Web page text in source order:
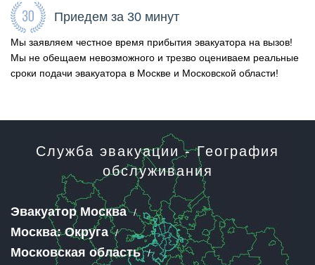
Приедем за 30 минут
Мы заявляем честное время прибытия эвакуатора на вызов!
Мы не обещаем невозможного и трезво оцениваем реальные
сроки подачи эвакуатора в Москве и Московской области!
Служба эвакуации - География
обслуживания
Эвакуатор Москва
Москва: Округа
Московская область